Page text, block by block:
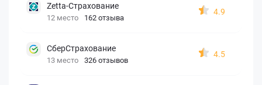
Zetta-Страхование
12 место 162 отзыва
4.9
СберСтрахование
13 место 326 отзывов
4.5